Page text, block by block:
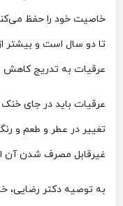
خاصیت خود را حفظ
تا دو سال است و بیشتر
عرقیات به تدریج کاهش
عرقیات باید در جای
تغییر در عطر و طعم و
غیرقابل مصرف شدن آن
به توصیه دکتر رضایی،